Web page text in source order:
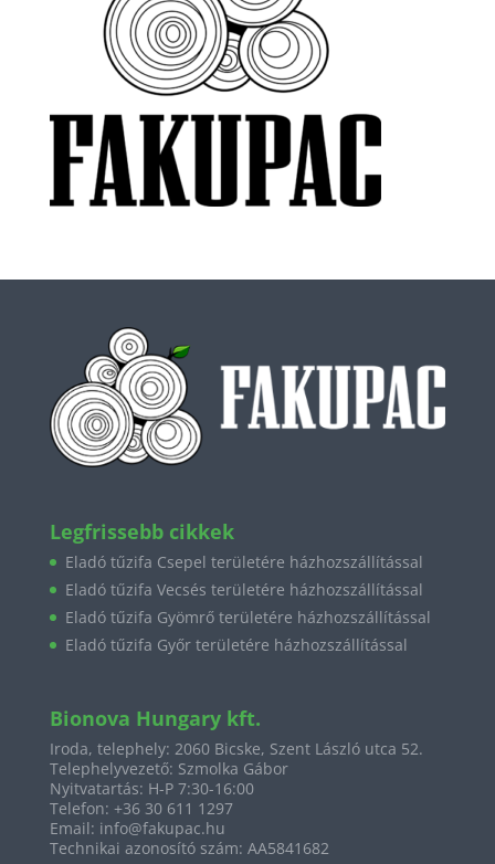
Legfrissebb cikkek
Eladó tűzifa Csepel területére házhozszállítással
Eladó tűzifa Vecsés területére házhozszállítással
Eladó tűzifa Gyömrő területére házhozszállítással
Eladó tűzifa Győr területére házhozszállítással
Bionova Hungary kft.
Iroda, telephely: 2060 Bicske, Szent László utca 52.
Telephelyvezető: Szmolka Gábor
Nyitvatartás: H-P 7:30-16:00
Telefon: +36 30 611 1297
Email: info@fakupac.hu
Technikai azonosító szám: AA5841682